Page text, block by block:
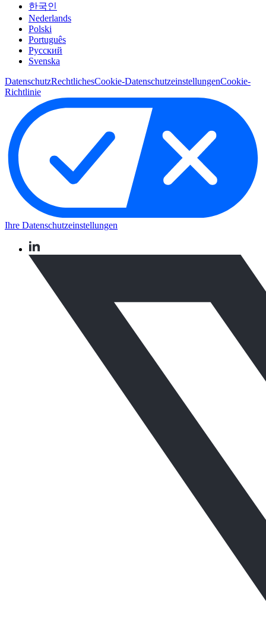
한국인
Nederlands
Polski
Português
Pусский
Svenska
DatenschutzRechtlichesCookie-DatenschutzeinstellungenCookie-
Richtlinie
Ihre Datenschutzeinstellungen